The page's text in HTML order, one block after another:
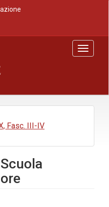
Toggle
Fasc. III-IV